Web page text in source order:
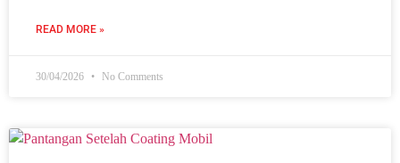
READ MORE »
30/04/2026 No Comments